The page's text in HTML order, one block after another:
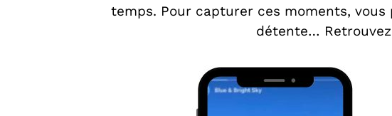
temps. Pour capturer ces moments,
détente…